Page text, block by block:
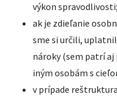
výkon spravodlivosti;
ak je zdieľanie
sme si určili,
nároky (sem patrí aj
iným osobám s
v prípade